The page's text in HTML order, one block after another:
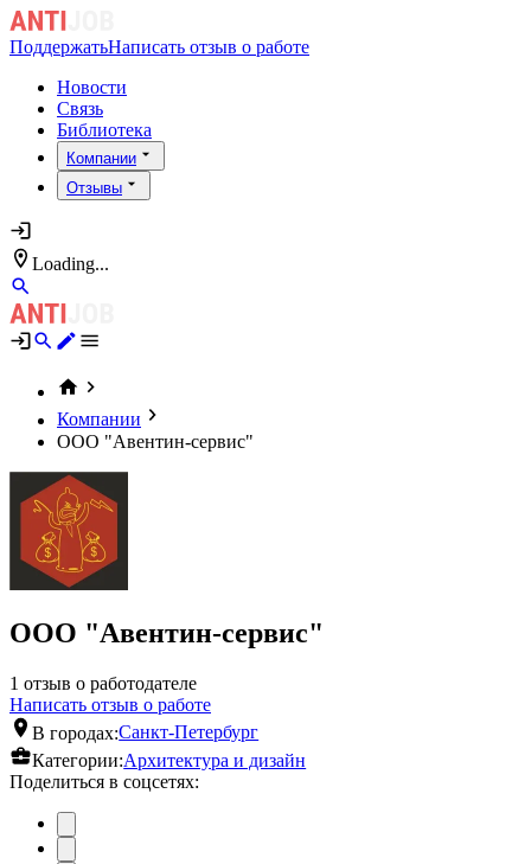
ПоддержатьНаписать отзыв о работе
Новости
Связь
Библиотека
Компании
Отзывы
Loading...
Компании
ООО "Авентин-сервис"
ООО "Авентин-сервис"
1 отзыв о работодателе
Написать отзыв о работе
В городах:Санкт-Петербург
Категории:Архитектура и дизайн
Поделиться в соцсетях: